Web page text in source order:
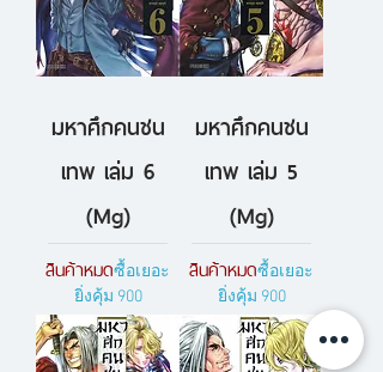
มหาศึกคนชน
เทพ เล่ม 6
(Mg)
สินค้าหมดซื้อเยอะ
ยิ่งคุ้ม 900
มหาศึกคนชน
เทพ เล่ม 5
(Mg)
สินค้าหมดซื้อเยอะ
ยิ่งคุ้ม 900